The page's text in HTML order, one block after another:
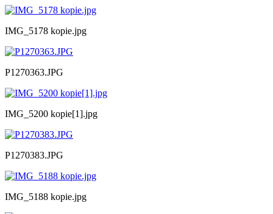
IMG_5178 kopie.jpg
P1270363.JPG
IMG_5200 kopie[1].jpg
P1270383.JPG
IMG_5188 kopie.jpg